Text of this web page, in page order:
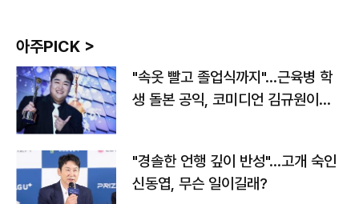
아주PICK >
"속옷 빨고 졸업식까지"…근육병 학
생 돌본 공익, 코미디언 김규원이었
"경솔한 언행 깊이 반성"…고개 숙인
신동엽, 무슨 일이길래?